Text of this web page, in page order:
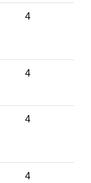
4
4
4
4